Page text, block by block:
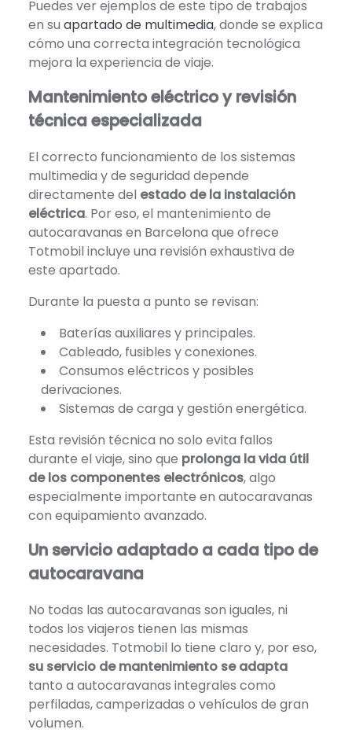
Puedes ver ejemplos de este tipo de trabajos
en su apartado de multimedia, donde se explica
cómo una correcta integración tecnológica
mejora la experiencia de viaje.
Mantenimiento eléctrico y revisión
técnica especializada
El correcto funcionamiento de los sistemas
multimedia y de seguridad depende
directamente del estado de la instalación
eléctrica. Por eso, el mantenimiento de
autocaravanas en Barcelona que ofrece
Totmobil incluye una revisión exhaustiva de
este apartado.
Durante la puesta a punto se revisan:
Baterías auxiliares y principales.
Cableado, fusibles y conexiones.
Consumos eléctricos y posibles
derivaciones.
Sistemas de carga y gestión energética.
Esta revisión técnica no solo evita fallos
durante el viaje, sino que prolonga la vida útil
de los componentes electrónicos, algo
especialmente importante en autocaravanas
con equipamiento avanzado.
Un servicio adaptado a cada tipo de
autocaravana
No todas las autocaravanas son iguales, ni
todos los viajeros tienen las mismas
necesidades. Totmobil lo tiene claro y, por eso,
su servicio de mantenimiento se adapta
tanto a autocaravanas integrales como
perfiladas, camperizadas o vehículos de gran
volumen.